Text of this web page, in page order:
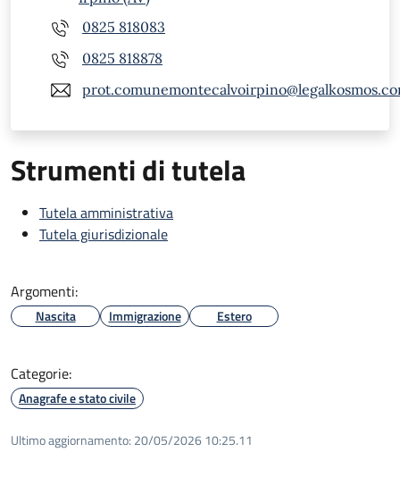
0825 818083
0825 818878
Strumenti di tutela
Tutela amministrativa
Tutela giurisdizionale
Argomenti:
Nascita Immigrazione Estero
Categorie:
Anagrafe e stato civile
Ultimo aggiornamento: 20/05/2026 10:25.11